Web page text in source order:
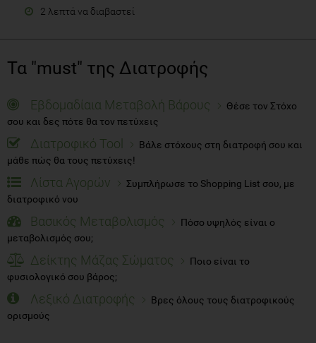
2 λεπτά να διαβαστεί
Τα "must" της Διατροφής
Εβδομαδίαια Μεταβολή Βάρους
Θέσε τον Στόχο
σου και δες πότε θα τον πετύχεις
Διατροφικό Tool
Βάλε στόχους στη διατροφή σου και
μάθε πώς θα τους πετύχεις!
Λίστα Αγορών
Συμπλήρωσε το Shopping List σου, με
διατροφικό νου
Βασικός Μεταβολισμός
Πόσο υψηλός είναι ο
μεταβολισμός σου;
Δείκτης Μάζας Σώματος
Ποιο είναι το
φυσιολογικό σου βάρος;
Λεξικό Διατροφής
Βρες όλους τους διατροφικούς
ορισμούς